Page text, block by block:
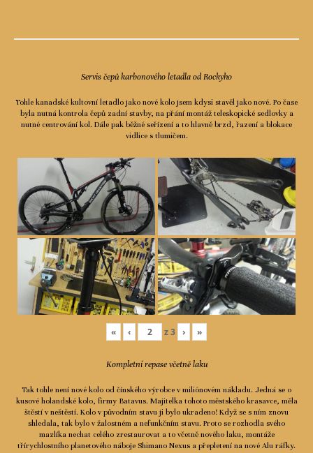
Servis čepů karbonového letadla od Rockyho
Tohle kanadské kultovní letadlo jako nové kolo jsem kdysi stavěl jako nové. Po čase
byla nutná kontrola čepů zadní stavby, na přání montáž teleskopické sedlovky a
nutné centrování kol. Dále pak běžné seřízení a to hlavně brzd, řazení a blokace
vidlice s tlumičem.
« ‹ z3 › »
Kompletní repase včetně laku
Tak tohle není nové kolo od čínského výrobce v miliónovém nákladu. Jedná se o
kusové holandské kolo, firmy Batavus. Majitelka tohoto městského krasavce, měla
štěstí v neštěstí. Kolo v původním stavu ji bylo ukradeno! Když se s ním znovu
shledala, tak bylo v žalostném a nefunkčním stavu. Proto se rozhodla svého
mazlíka nechat celého zrestaurovat a to včetně nového laku, montáže
třírychlostního planetového náboje Shimano Nexus a přepletení na nové Alu ráfky.